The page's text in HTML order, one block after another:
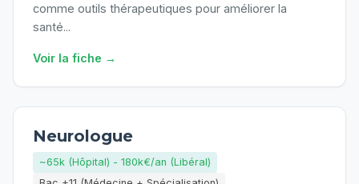
comme outils thérapeutiques pour améliorer la
santé...
Voir la fiche →
Neurologue
~65k (Hôpital) - 180k€/an (Libéral)